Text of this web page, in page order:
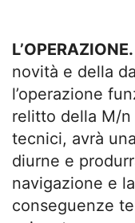
L’OPERAZIONE.
novità e della
l’operazione
relitto della M/n
tecnici, avrà
diurne e
navigazione e
conseguenze